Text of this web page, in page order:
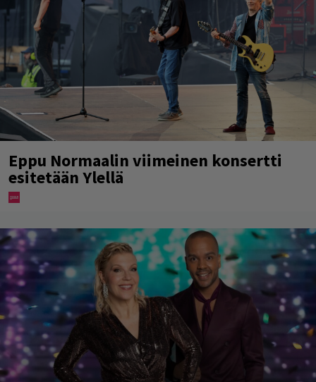
Eppu Normaalin viimeinen konsertti
esitetään Ylellä